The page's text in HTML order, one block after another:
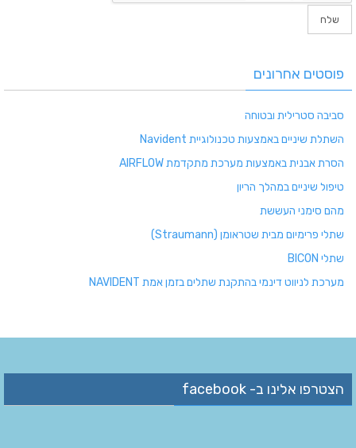
פוסטים אחרונים
סביבה סטרילית ובטוחה
השתלת שיניים באמצעות טכנולוגיית Navident
הסרת אבנית באמצעות מערכת מתקדמת AIRFLOW
טיפול שיניים במהלך הריון
מהם סימני העששת
שתלי פרימיום מבית שטראומן (Straumann)
שתלי BICON
מערכת לניווט דינמי בהתקנת שתלים בזמן אמת NAVIDENT
הצטרפו אלינו ב- facebook